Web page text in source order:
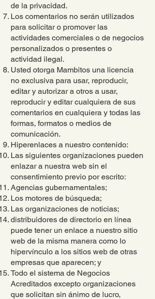
de la privacidad.
Los comentarios no serán utilizados
para solicitar o promover las
actividades comerciales o de negocios
personalizados o presentes o
actividad ilegal.
Usted otorga Mambitos una licencia
no exclusiva para usar, reproducir,
editar y autorizar a otros a usar,
reproducir y editar cualquiera de sus
comentarios en cualquiera y todas las
formas, formatos o medios de
comunicación.
Hiperenlaces a nuestro contenido:
Las siguientes organizaciones pueden
enlazar a nuestra web sin el
consentimiento previo por escrito:
Agencias gubernamentales;
Los motores de búsqueda;
Las organizaciones de noticias;
distribuidores de directorio en línea
puede tener un enlace a nuestro sitio
web de la misma manera como lo
hipervínculo a los sitios web de otras
empresas que aparecen; y
Todo el sistema de Negocios
Acreditados excepto organizaciones
que solicitan sin ánimo de lucro,